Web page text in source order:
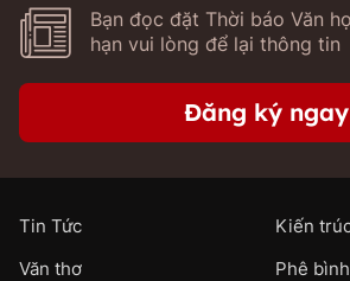
Bạn đọc đặt Thời báo Văn
hạn vui lòng để lại thông tin
Đăng ký ngay
Tin Tức
Kiến
Văn thơ
Phê